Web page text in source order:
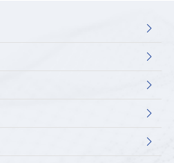




